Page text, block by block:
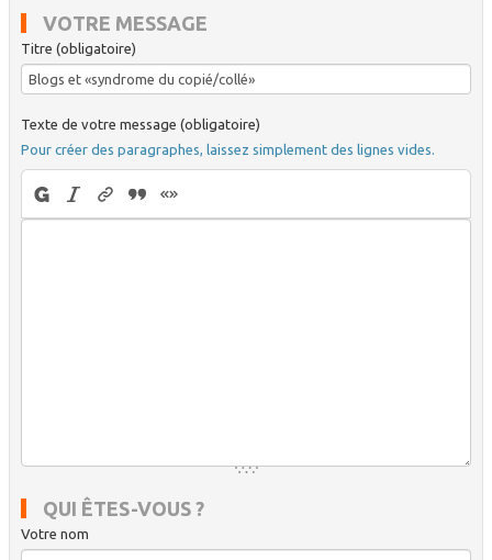
VOTRE MESSAGE
Titre (obligatoire)
Texte de votre message (obligatoire)
Pour créer des paragraphes, laissez simplement des lignes vides.
QUI ÊTES-VOUS ?
Votre nom